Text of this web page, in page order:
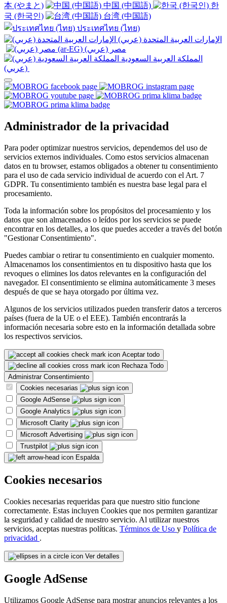
本 (やまと)
中国 (中国語)
한
국 (한국인)
台湾 (中国語)
ประเทศไทย (ไทย)
Administrador de la privacidad
Para poder optimizar nuestros servicios, dependemos del uso de
servicios externos individuales. Como estos servicios almacenan
datos en tu browser, estamos obligados a obtener tu consentimiento
para el uso de cada servicio individual de acuerdo con el Art. 7
GDPR. Tu consentimiento también es nuestra base legal para el
procesamiento.
Toda la información sobre los propósitos del procesamiento y los
datos que son almacenados o leídos por los servicios se puede
encontrar en los detalles, a los que puedes acceder a través del botón
"Gestionar Consentimiento".
Puedes cambiar o retirar tu consentimiento en cualquier momento.
Almacenamos los consentimientos en tu dispositivo hasta que los
revoques o elimines los datos relevantes en la configuración del
navegador. El consentimiento se elimina automáticamente 3 meses
después de que se haya otorgado por última vez.
Algunos de los servicios utilizados pueden transferir datos a terceros
países (fuera de la UE o el EEE). También encontrarás la
información necesaria sobre esto en la información detallada sobre
los respectivos servicios.
Aceptar todo
Rechaza Todo
Administrar Consentimiento
Cookies necesarias
Google AdSense
Google Analytics
Microsoft Clarity
Microsoft Advertising
Trustpilot
Espalda
Cookies necesarios
Cookies necesarias requeridas para que nuestro sitio funcione
correctamente. Estas incluyen Cookies que nos permiten garantizar
la seguridad y calidad de nuestro servicio. Al utilizar nuestros
servicios, aceptas nuestras políticas. Términos de Uso y Política de
privacidad .
Ver detalles
Google AdSense
Utilizamos Google AdSense para mostrar anuncios relevantes a los